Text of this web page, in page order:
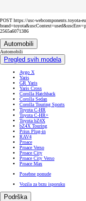
POST https://usc-webcomponents.toyota-
2565a6071386
Automobili
Automobili
Pregled svih modela
Aygo X
Yaris
GR Yaris
Yaris Cross
Corolla Hatchback
Corolla Sedan
Corolla Touring Sports
Toyota C-HR
Toyota C-HR+
Toyota bZ4X
bZ4X Touring
Prius Plug-in
RAV4
Proace
Proace Verso
Proace City
Proace City Verso
Proace Max
Posebne ponude
Vozila za brzu isporuku
Podrška